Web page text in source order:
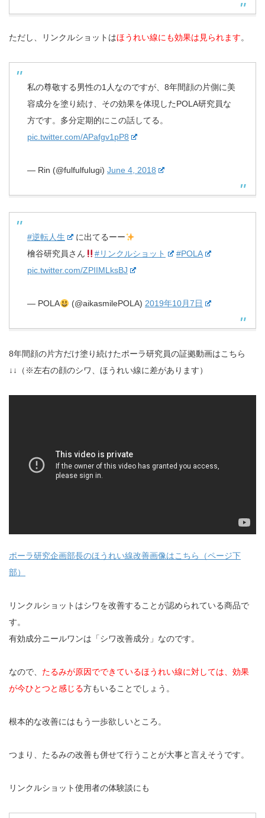
ただし、リンクルショットはほうれい線にも効果は見られます。
私の尊敬する男性の1人なのですが、8年間顔の片側に美
容成分を塗り続け、その効果を体現したPOLA研究員な
方です。多分定期的にこの話してる。
pic.twitter.com/APafgv1pP8
— Rin (@fulfulfulugi) June 4, 2018
#逆転人生
に出てるーー
檜谷研究員さん
#リンクルショット
#POLA
pic.twitter.com/ZPIIMLksBJ
— POLA (@aikasmilePOLA) 2019年10月7日
8年間顔の片方だけ塗り続けたポーラ研究員の証拠動画はこちら
↓↓（※左右の顔のシワ、ほうれい線に差があります）
ポーラ研究企画部長のほうれい線改善画像はこちら（ページ下
部）
リンクルショットはシワを改善することが認められている商品で
す。
有効成分ニールワンは「シワ改善成分」なのです。
なので、 たるみが原因でできているほうれい線に対しては、効果
が今ひとつと感じる方もいることでしょう。
根本的な改善にはもう一歩欲しいところ。
つまり、たるみの改善も併せて行うことが大事と言えそうです。
リンクルショット使用者の体験談にも